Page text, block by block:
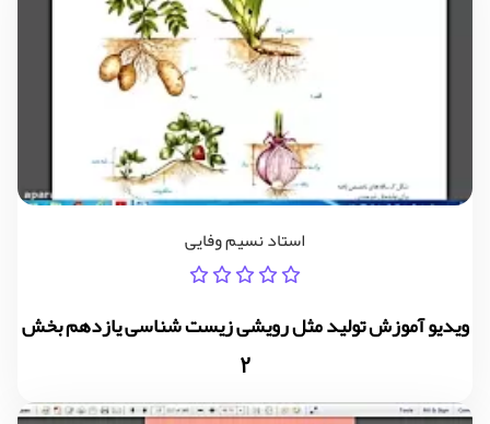
استاد نسیم وفایی
ویدیو آموزش تولید مثل رویشی زیست شناسی یازدهم بخش
2